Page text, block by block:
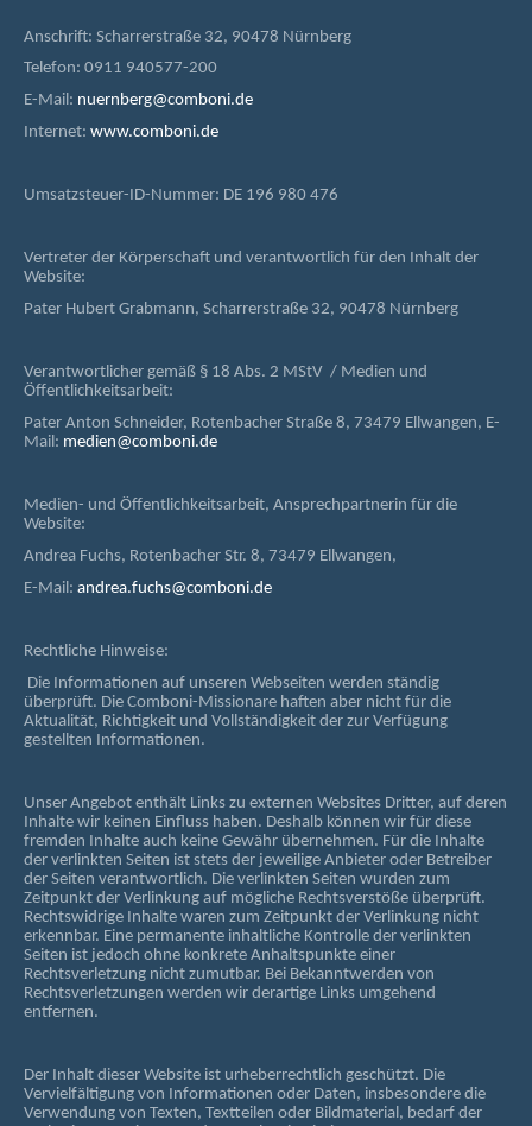
Anschrift: Scharrerstraße 32, 90478 Nürnberg
Telefon: 0911 940577-200
E-Mail: nuernberg@comboni.de
Internet: www.comboni.de
Umsatzsteuer-ID-Nummer: DE 196 980 476
Vertreter der Körperschaft und verantwortlich für den Inhalt der
Website:
Pater Hubert Grabmann, Scharrerstraße 32, 90478 Nürnberg
Verantwortlicher gemäß § 18 Abs. 2 MStV / Medien und
Öffentlichkeitsarbeit:
Pater Anton Schneider, Rotenbacher Straße 8, 73479 Ellwangen, E-
Mail: medien@comboni.de
Medien- und Öffentlichkeitsarbeit, Ansprechpartnerin für die
Website:
Andrea Fuchs, Rotenbacher Str. 8, 73479 Ellwangen,
E-Mail: andrea.fuchs@comboni.de
Rechtliche Hinweise:
Die Informationen auf unseren Webseiten werden ständig
überprüft. Die Comboni-Missionare haften aber nicht für die
Aktualität, Richtigkeit und Vollständigkeit der zur Verfügung
gestellten Informationen.
Unser Angebot enthält Links zu externen Websites Dritter, auf deren
Inhalte wir keinen Einfluss haben. Deshalb können wir für diese
fremden Inhalte auch keine Gewähr übernehmen. Für die Inhalte
der verlinkten Seiten ist stets der jeweilige Anbieter oder Betreiber
der Seiten verantwortlich. Die verlinkten Seiten wurden zum
Zeitpunkt der Verlinkung auf mögliche Rechtsverstöße überprüft.
Rechtswidrige Inhalte waren zum Zeitpunkt der Verlinkung nicht
erkennbar. Eine permanente inhaltliche Kontrolle der verlinkten
Seiten ist jedoch ohne konkrete Anhaltspunkte einer
Rechtsverletzung nicht zumutbar. Bei Bekanntwerden von
Rechtsverletzungen werden wir derartige Links umgehend
entfernen.
Der Inhalt dieser Website ist urheberrechtlich geschützt. Die
Vervielfältigung von Informationen oder Daten, insbesondere die
Verwendung von Texten, Textteilen oder Bildmaterial, bedarf der